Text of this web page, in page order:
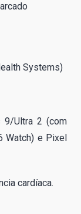
Systems)
9/Ultra 2 (com
Watch) e Pixel
cardíaca.